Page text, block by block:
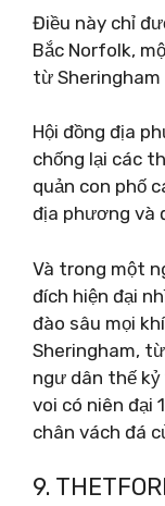
Điều này chỉ
Bắc Norfolk,
từ
Hội đồng địa
chống lại các
quản con phố
địa phương và
Và trong một
đích hiện đại
đào sâu mọi
Sheringham,
ngư dân thế kỷ
voi có niên đại
chân vách đá
9.